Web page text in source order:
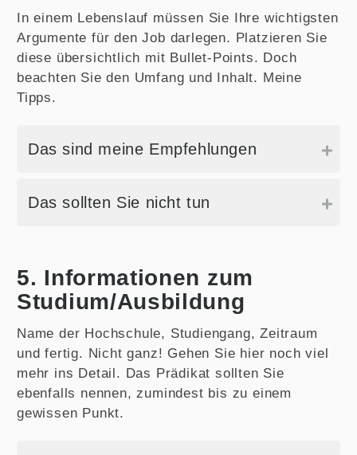
In einem Lebenslauf müssen Sie Ihre wichtigsten
Argumente für den Job darlegen. Platzieren Sie
diese übersichtlich mit Bullet-Points. Doch
beachten Sie den Umfang und Inhalt. Meine
Tipps.
Das sind meine Empfehlungen
Das sollten Sie nicht tun
5. Informationen zum
Studium/Ausbildung
Name der Hochschule, Studiengang, Zeitraum
und fertig. Nicht ganz! Gehen Sie hier noch viel
mehr ins Detail. Das Prädikat sollten Sie
ebenfalls nennen, zumindest bis zu einem
gewissen Punkt.